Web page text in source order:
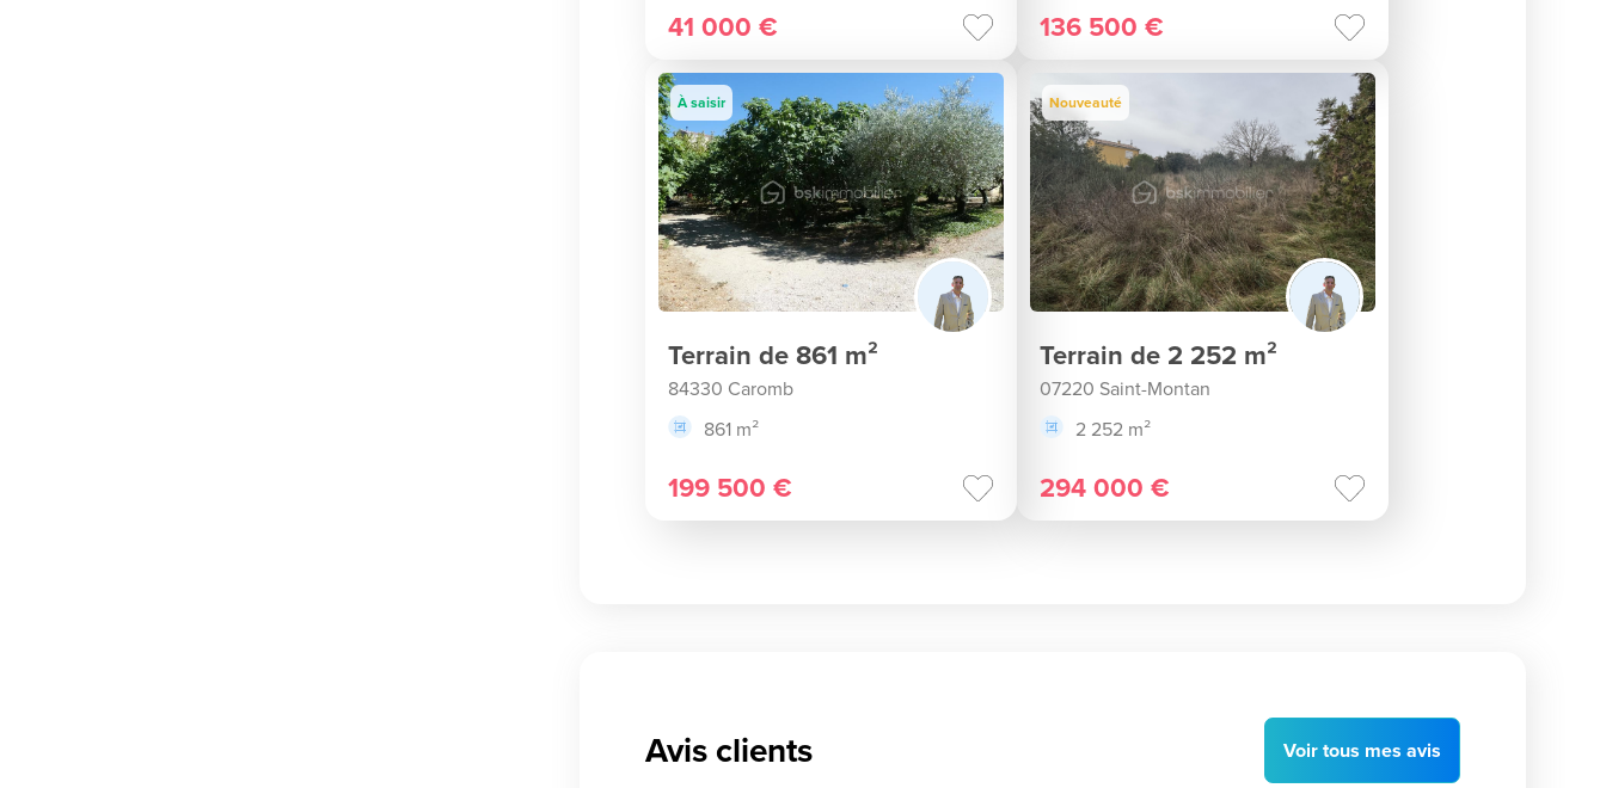
41 000 € 136 500 €
À saisir
Terrain de 861 m²
84330 Caromb
861 m²
199 500 €
Nouveauté
Terrain de 2 252 m²
07220 Saint-Montan
2 252 m²
294 000 €
Avis clients Voirtous mes avis